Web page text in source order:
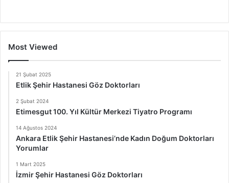
Most Viewed
21 Şubat 2025
Etlik Şehir Hastanesi Göz Doktorları
2 Şubat 2024
Etimesgut 100. Yıl Kültür Merkezi Tiyatro Programı
14 Ağustos 2024
Ankara Etlik Şehir Hastanesi’nde Kadın Doğum Doktorları
Yorumlar
1 Mart 2025
İzmir Şehir Hastanesi Göz Doktorları